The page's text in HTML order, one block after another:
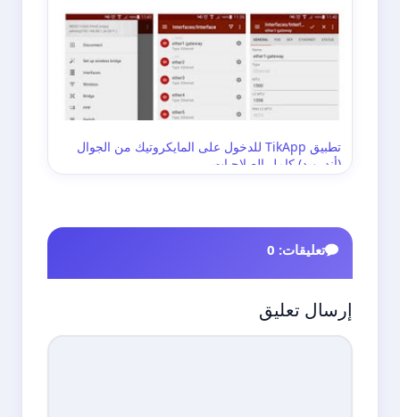
تطبيق TikApp للدخول على المايكروتيك من الجوال
(أندرويد) كامل الصلاحيات
تعليقات: 0
إرسال تعليق